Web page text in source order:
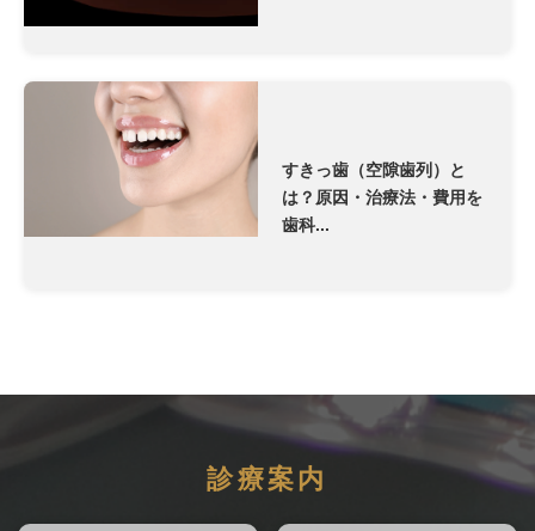
すきっ歯（空隙歯列）と
は？原因・治療法・費用を
歯科...
診療案内